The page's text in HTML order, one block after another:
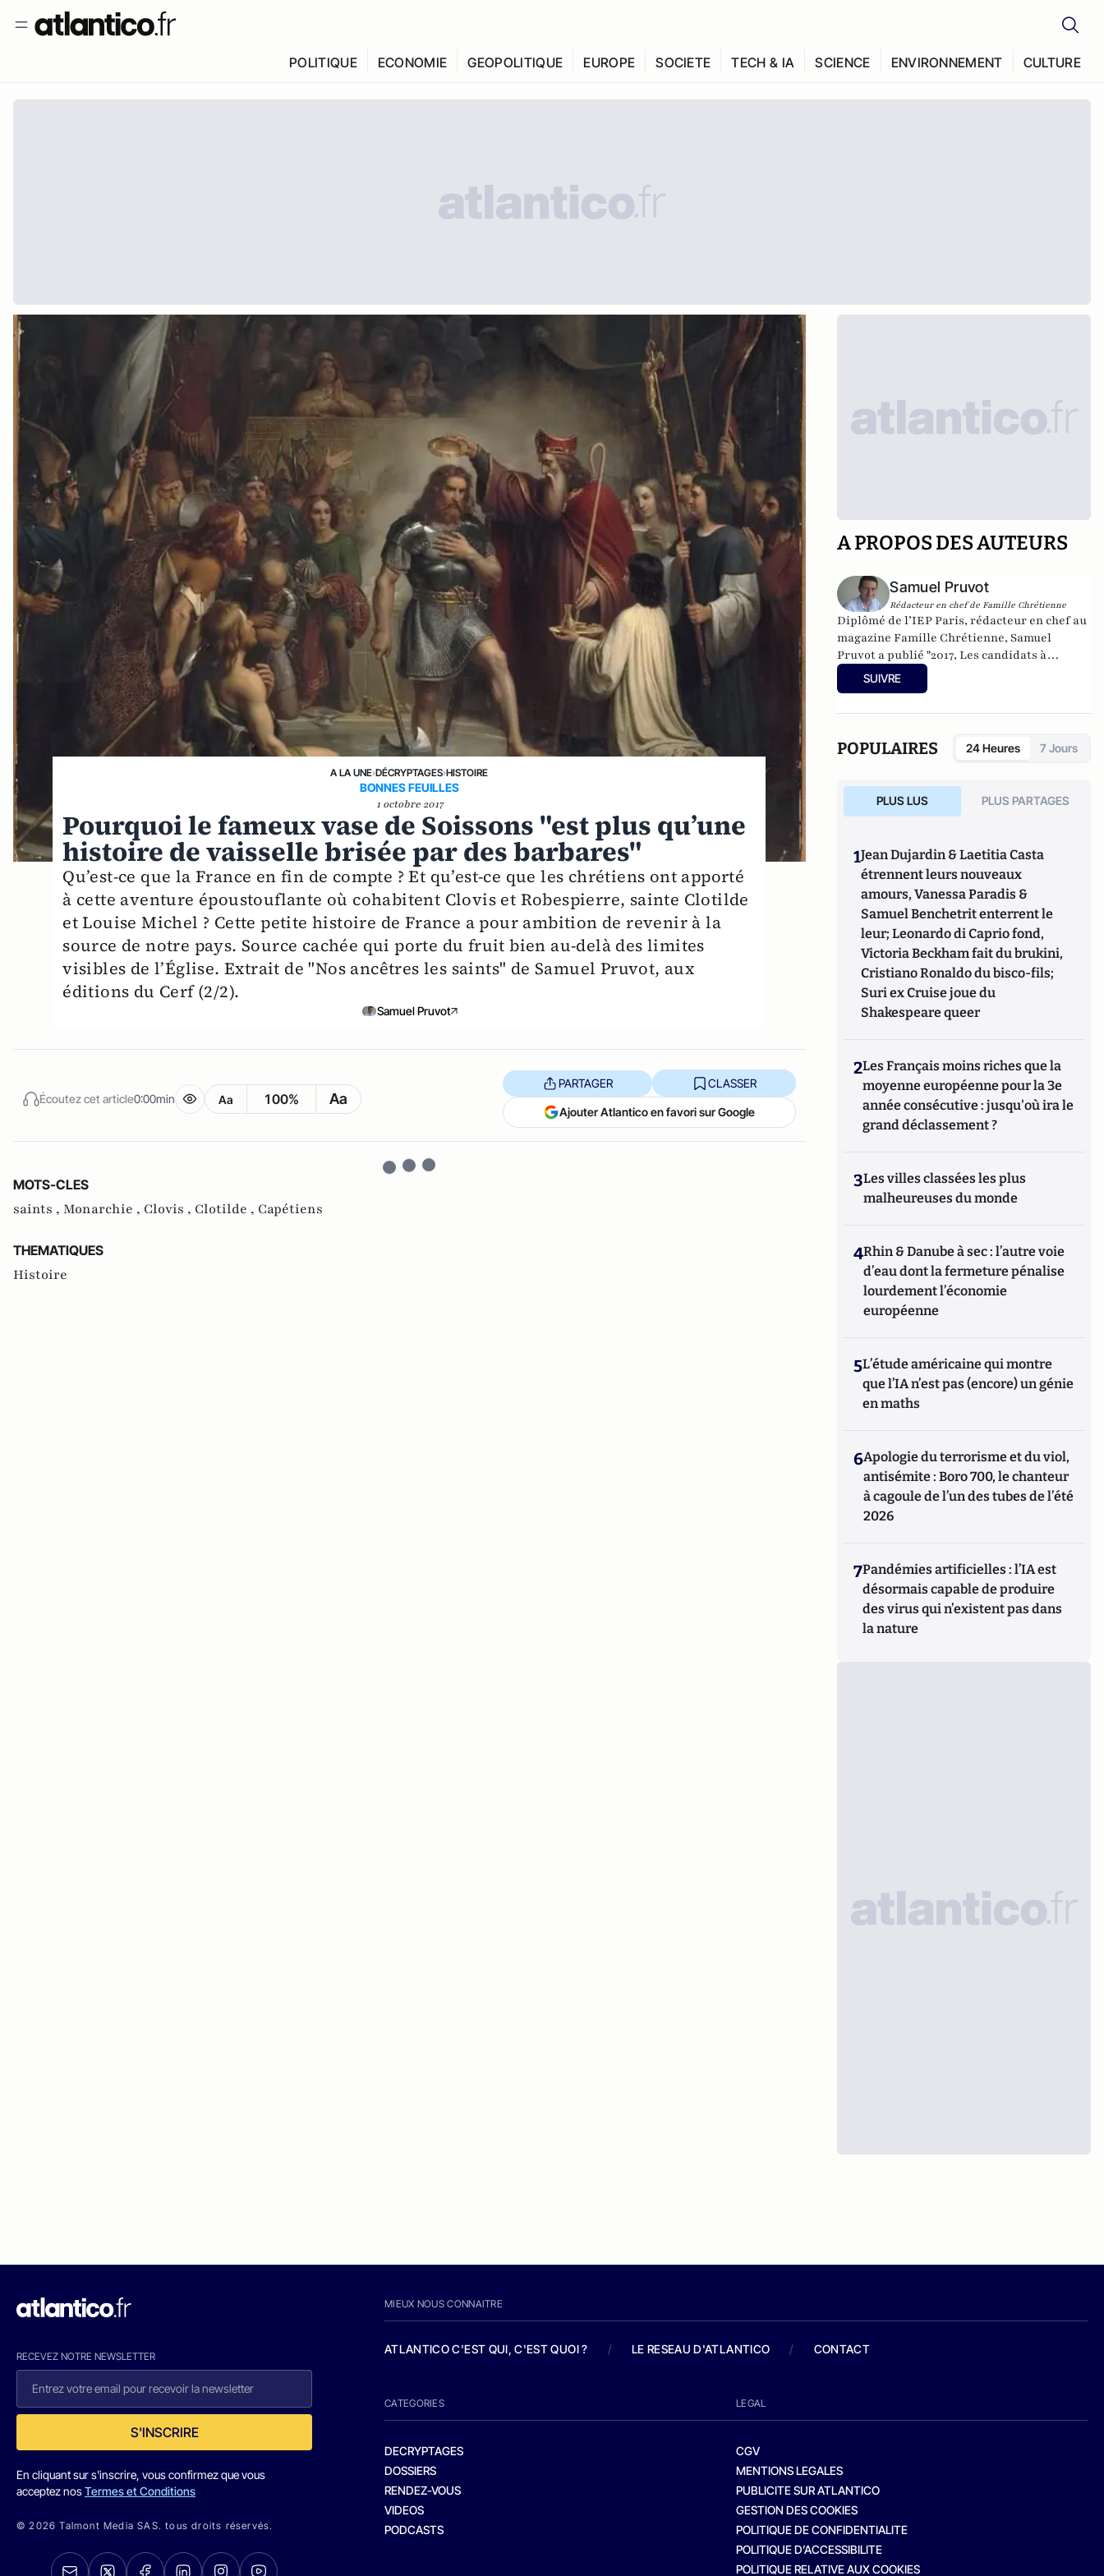
POLITIQUE ECONOMIE GEOPOLITIQUE EUROPE SOCIETE TECH & IA SCIENCE ENVIRONNEMENT CULTURE
A LA UNE›DÉCRYPTAGES›HISTOIRE
BONNES FEUILLES
1 octobre 2017
Pourquoi le fameux vase de Soissons "est plus qu’une
histoire de vaisselle brisée par des barbares"
Qu’est-ce que la France en fin de compte ? Et qu’est-ce que les chrétiens ont apporté
à cette aventure époustouflante où cohabitent Clovis et Robespierre, sainte Clotilde
et Louise Michel ? Cette petite histoire de France a pour ambition de revenir à la
source de notre pays. Source cachée qui porte du fruit bien au-delà des limites
visibles de l’Église. Extrait de "Nos ancêtres les saints" de Samuel Pruvot, aux
éditions du Cerf (2/2).
Samuel Pruvot
Écoutez cet article0:00min Aa 100% Aa
PARTAGER CLASSER
Ajouter Atlantico en favori sur Google
MOTS-CLES
saints , Monarchie , Clovis , Clotilde , Capétiens
THEMATIQUES
Histoire
A PROPOS DES AUTEURS
Samuel Pruvot
Rédacteur en chef de Famille Chrétienne
Diplômé de l’IEP Paris, rédacteur en chef au
magazine Famille Chrétienne, Samuel
Pruvot a publié"2017, Les candidats à
confesse", aux éditions du Rocher.
SUIVRE
POPULAIRES 24 Heures 7 Jours
PLUS LUS PLUS PARTAGES
1Jean Dujardin & Laetitia Casta
étrennent leurs nouveaux
amours, Vanessa Paradis &
Samuel Benchetrit enterrent le
leur; Leonardo di Caprio fond,
Victoria Beckham fait du brukini,
Cristiano Ronaldo du bisco-fils;
Suri ex Cruise joue du
Shakespeare queer
2Les Français moins riches que la
moyenne européenne pour la 3e
année consécutive : jusqu'où ira le
grand déclassement ?
3Les villes classées les plus
malheureuses du monde
4Rhin & Danube à sec : l’autre voie
d’eau dont la fermeture pénalise
lourdement l’économie
européenne
5L’étude américaine qui montre
que l’IA n’est pas (encore) un génie
en maths
6Apologie du terrorisme et du viol,
antisémite : Boro 700, le chanteur
à cagoule de l’un des tubes de l’été
2026
7Pandémies artificielles : l’IA est
désormais capable de produire
des virus qui n’existent pas dans
la nature
RECEVEZ NOTRE NEWSLETTER
S'INSCRIRE
En cliquant sur s'inscrire, vous confirmez que vous
acceptez nosTermes et Conditions
© 2026 Talmont Media SAS. tous droits réservés.
MIEUX NOUS CONNAITRE
ATLANTICO C'EST QUI, C'EST QUOI ? / LE RESEAU D'ATLANTICO / CONTACT
CATEGORIES
DECRYPTAGES
DOSSIERS
RENDEZ-VOUS
VIDEOS
PODCASTS
LEGAL
CGV
MENTIONS LEGALES
PUBLICITE SUR ATLANTICO
GESTION DES COOKIES
POLITIQUE DE CONFIDENTIALITE
POLITIQUE D’ACCESSIBILITE
POLITIQUE RELATIVE AUX COOKIES